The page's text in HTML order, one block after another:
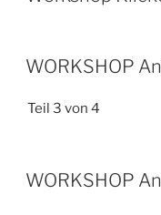
WORKSHOP
Teil 3 von 4
WORKSHOP